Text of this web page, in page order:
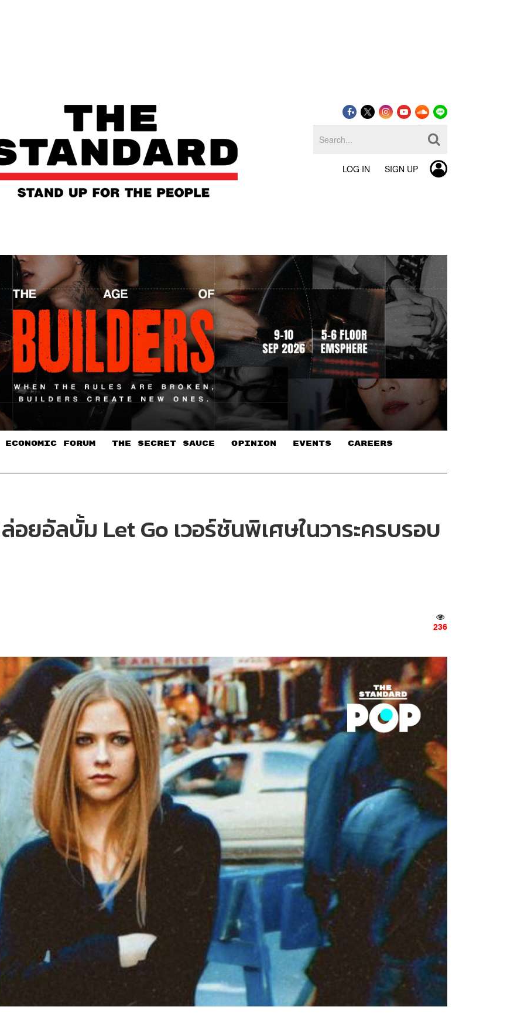
LOG IN SIGN UP
ECONOMIC FORUM THE SECRET SAUCE​ OPINION EVENTS CAREERS
ยอัลบั้ม Let Go เวอร์ชันพิเศษในวาระครบรอบ
236